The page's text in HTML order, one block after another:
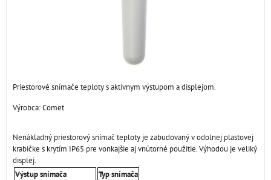
Priestorové snímače teploty s aktívnym výstupom a displejom.
Výrobca:Comet
Nenákladný priestorový snímač teploty je zabudovaný v odolnej plastovej
krabičke s krytím IP65 pre vonkajšie aj vnútorné použitie. Výhodou je veliký
displej.
Výstup snímača
Typ snímača